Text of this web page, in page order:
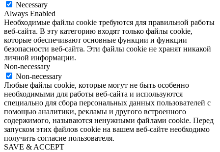
Necessary
Always Enabled
Необходимые файлы cookie требуются для правильной работы
веб-сайта. В эту категорию входят только файлы cookie,
которые обеспечивают основные функции и функции
безопасности веб-сайта. Эти файлы cookie не хранят никакой
личной информации.
Non-necessary
Non-necessary
Любые файлы cookie, которые могут не быть особенно
необходимыми для работы веб-сайта и используются
специально для сбора персональных данных пользователей с
помощью аналитики, рекламы и другого встроенного
содержимого, называются ненужными файлами cookie. Перед
запуском этих файлов cookie на вашем веб-сайте необходимо
получить согласие пользователя.
SAVE & ACCEPT